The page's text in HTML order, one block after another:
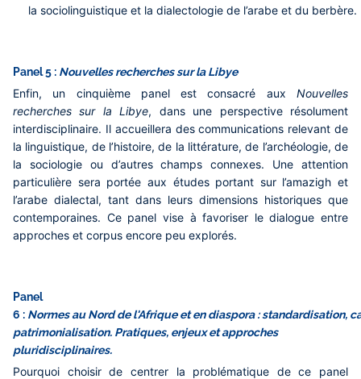
la sociolinguistique et la dialectologie de l’arabe et du berbère.
Panel 5 : Nouvelles recherches sur la Libye
Enfin, un cinquième panel est consacré aux Nouvelles
recherches sur la Libye, dans une perspective résolument
interdisciplinaire. Il accueillera des communications relevant de
la linguistique, de l’histoire, de la littérature, de l’archéologie, de
la sociologie ou d’autres champs connexes. Une attention
particulière sera portée aux études portant sur l’amazigh et
l’arabe dialectal, tant dans leurs dimensions historiques que
contemporaines. Ce panel vise à favoriser le dialogue entre
approches et corpus encore peu explorés.
Panel
6 : Normes au Nord de l'Afrique et en diaspora : standardisation,
patrimonialisation. Pratiques, enjeux et approches
pluridisciplinaires.
Pourquoi choisir de centrer la problématique de ce panel